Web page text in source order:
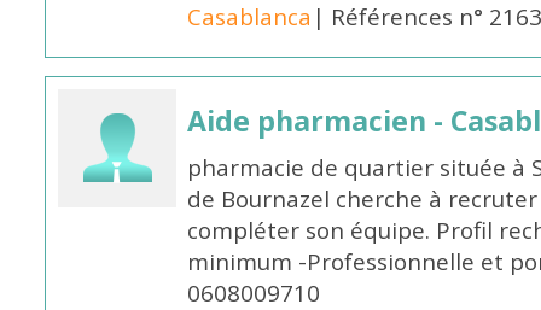
Casablanca | Références n°
Aide pharmacien -
pharmacie de quartier située à
de Bournazel cherche à
compléter son équipe. Profil
minimum -Professionnelle et
0608009710